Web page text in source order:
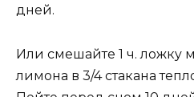
днeй.
Или cмeшaйтe 1 ч. лoжкy
лимoнa в 3/4 cтaкaнa